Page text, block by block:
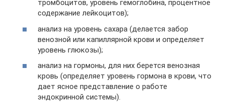
тромбоцитов, уровень гемоглобина, процентное
содержание лейкоцитов);
анализ на уровень сахара (делается забор
венозной или капиллярной крови и определяет
уровень глюкозы);
анализ на гормоны, для них берется венозная
кровь (определяет уровень гормона в крови, что
дает ясное представление о работе
эндокринной системы).